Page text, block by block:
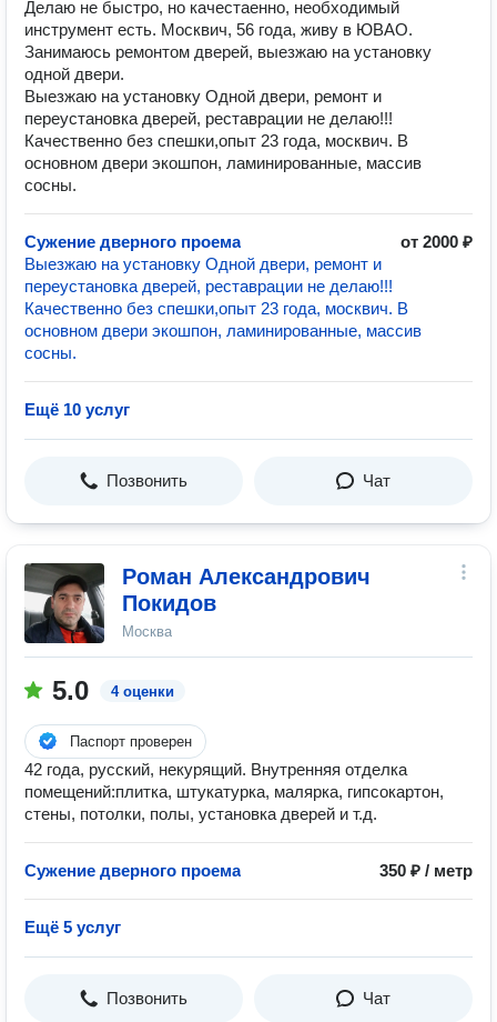
Делаю не быстро, но качестаенно, необходимый
инструмент есть. Москвич, 56 года, живу в ЮВАО.
Занимаюсь ремонтом дверей, выезжаю на установку
одной двери.
Выезжаю на установку Одной двери, ремонт и
переустановка дверей, реставрации не делаю!!!
Качественно без спешки,опыт 23 года, москвич. В
основном двери экошпон, ламинированные, массив
сосны.
Сужение дверного проема
от 2000 ₽
Выезжаю на установку Одной двери, ремонт и
переустановка дверей, реставрации не делаю!!!
Качественно без спешки,опыт 23 года, москвич. В
основном двери экошпон, ламинированные, массив
сосны.
Ещё 10 услуг
Позвонить Чат
Роман Александрович
Покидов
Москва
5.0 4 оценки
Паспорт проверен
42 года, русский, некурящий. Внутренняя отделка
помещений:плитка, штукатурка, малярка, гипсокартон,
стены, потолки, полы, установка дверей и т.д.
Сужение дверного проема 350 ₽ / метр
Ещё 5 услуг
Позвонить Чат